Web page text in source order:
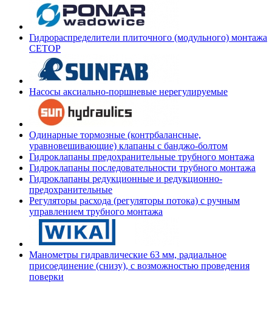
Гидрораспределители плиточного (модульного) монтажа
СЕТОР
Насосы аксиально-поршневые нерегулируемые
Одинарные тормозные (контрбалансные,
уравновешивающие) клапаны с банджо-болтом
Гидроклапаны предохранительные трубного монтажа
Гидроклапаны последовательности трубного монтажа
Гидроклапаны редукционные и редукционно-
предохранительные
Регуляторы расхода (регуляторы потока) с ручным
управлением трубного монтажа
Манометры гидравлические 63 мм, радиальное
присоединение (снизу), с возможностью проведения
поверки